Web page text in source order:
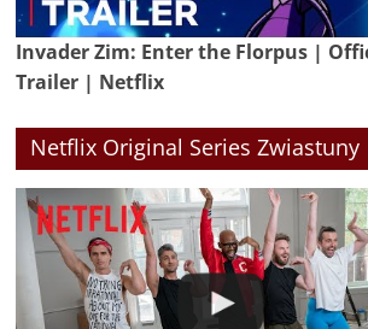
Invader Zim: Enter the Florpus |
Trailer | Netflix
Netflix Original Series Zwiastuny